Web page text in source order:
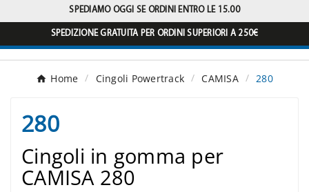
SPEDIAMO OGGI SE ORDINI ENTRO LE 15.00
SPEDIZIONE GRATUITA PER ORDINI SUPERIORI A 250€
Home Cingoli Powertrack CAMISA 280
280
Cingoli in gomma per
CAMISA 280